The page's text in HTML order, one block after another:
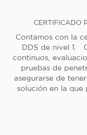
CERTIFICADO
Contamos con la
DDS de nivel 1.
continuos,
pruebas de
asegurarse de
solución en la que